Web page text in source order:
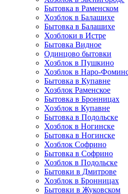
Бытовка в Раменском
Хозблок в Балашихе
Бытовкa в Балашихе
Хозблоки в Истре
Бытовка Видное
Одинцово бытовки
Хозблок в Пушкино
Хозблок в Наро-
Бытовка в Купавне
Хозблок Раменское
Бытовка в Бронницах
Хозблок в Купавне
Бытовка в Подольске
Хозблок в Ногинске
Бытовка в Ногинске
Хозблок Софрино
Бытовка в Софрино
Хозблок в Подольске
Бытовки в Дмитрове
Хозблок в Бронницах
Бытовки в Жуковском